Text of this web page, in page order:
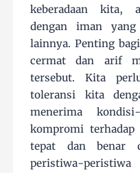
keberadaan kita,
dengan iman
lainnya. Penting
cermat dan arif
tersebut. Kita
toleransi kita
menerima
kompromi terhadap
tepat dan benar
peristiwa-